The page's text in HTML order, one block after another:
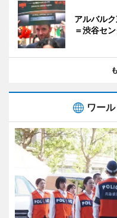
アルバル
＝渋谷セ
ワー